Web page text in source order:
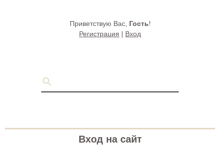
Приветствую Вас, Гость!
Регистрация | Вход
Вход на сайт